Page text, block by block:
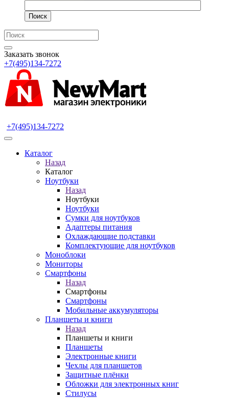
Поиск
Заказать звонок
+7(495)134-7272
+7(495)134-7272
Каталог
Назад
Каталог
Ноутбуки
Назад
Ноутбуки
Ноутбуки
Сумки для ноутбуков
Адаптеры питания
Охлаждающие подставки
Комплектующие для ноутбуков
Моноблоки
Мониторы
Смартфоны
Назад
Смартфоны
Смартфоны
Мобильные аккумуляторы
Планшеты и книги
Назад
Планшеты и книги
Планшеты
Электронные книги
Чехлы для планшетов
Защитные плёнки
Обложки для электронных книг
Стилусы